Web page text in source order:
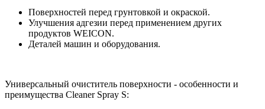
Поверхностей перед грунтовкой и окраской.
Улучшения адгезии перед применением других
продуктов WEICON.
Деталей машин и оборудования.
Универсальный очиститель поверхности - особенности и
преимущества Cleaner Spray S: